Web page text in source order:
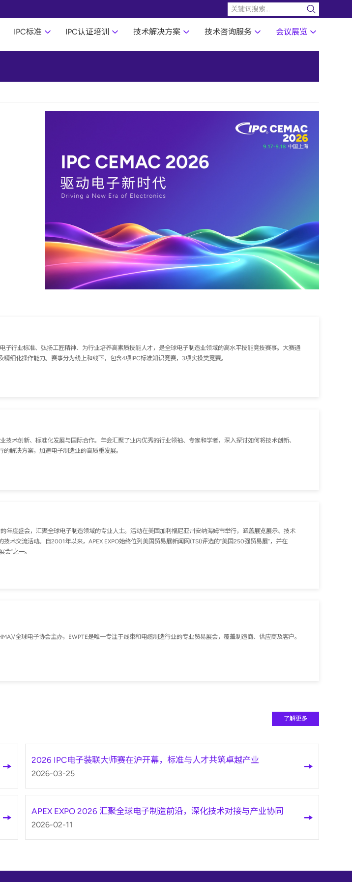
IPC标准 IPC认证培训 技术解决方案 技术咨询服务 会议展览
子行业标准、弘扬工匠精神、为行业培养高素质技能人才，是全球电子制造业领域的高水平技能竞技赛事。大赛通
细化操作能力。赛事分为线上和线下，包含4项IPC标准知识竞赛，3项实操类竞赛。
术创新、标准化发展与国际合作。年会汇聚了业内优秀的行业领袖、专家和学者，深入探讨如何将技术创新、
解决方案，加速电子制造业的高质重发展。
年度盛会，汇聚全球电子制造领域的专业人士。活动在美国加利福尼亚州安纳海姆市举行，涵盖展览展示、技术
术交流活动。自2001年以来，APEX EXPO始终位列美国贸易展新闻网(TSI)评选的“美国250强贸易展”，并在
”之一。
全球电子协会主办，EWPTE是唯一专注于线束和电缆制造行业的专业贸易展会，覆盖制造商、供应商及客户。
了解更多
2026 IPC电子装联大师赛在沪开幕，标准与人才共筑卓越产业
2026-03-25
APEX EXPO 2026 汇聚全球电子制造前沿，深化技术对接与产业协同
2026-02-11